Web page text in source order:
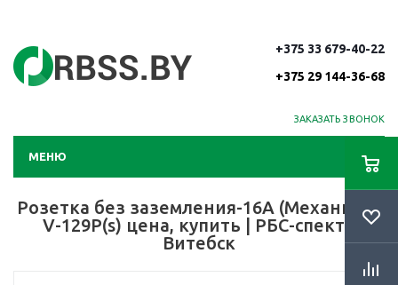
+375 33 679-40-22
+375 29 144-36-68
ЗАКАЗАТЬ ЗВОНОК
МЕНЮ
Розетка без заземления-16A (Механизм)
V-129Р(s) цена, купить | РБС-спектр
Витебск